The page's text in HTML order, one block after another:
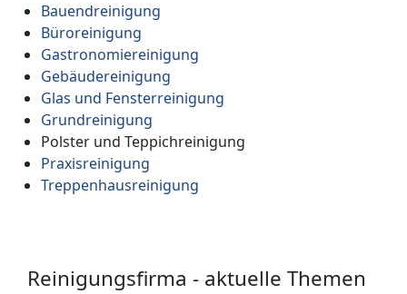
Bauendreinigung
Büroreinigung
Gastronomiereinigung
Gebäudereinigung
Glas und Fensterreinigung
Grundreinigung
Polster und Teppichreinigung
Praxisreinigung
Treppenhausreinigung
Reinigungsfirma - aktuelle Themen